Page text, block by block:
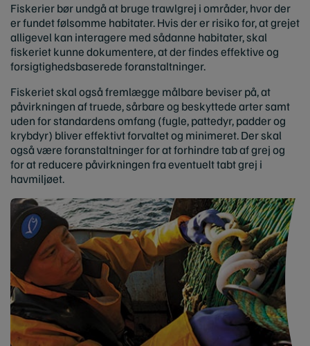
Fiskerier bør undgå at bruge trawlgrej i områder, hvor der
er fundet følsomme habitater. Hvis der er risiko for, at grejet
alligevel kan interagere med sådanne habitater, skal
fiskeriet kunne dokumentere, at der findes effektive og
forsigtighedsbaserede foranstaltninger.
Fiskeriet skal også fremlægge målbare beviser på, at
påvirkningen af truede, sårbare og beskyttede arter samt
uden for standardens omfang (fugle, pattedyr, padder og
krybdyr) bliver effektivt forvaltet og minimeret. Der skal
også være foranstaltninger for at forhindre tab af grej og
for at reducere påvirkningen fra eventuelt tabt grej i
havmiljøet.